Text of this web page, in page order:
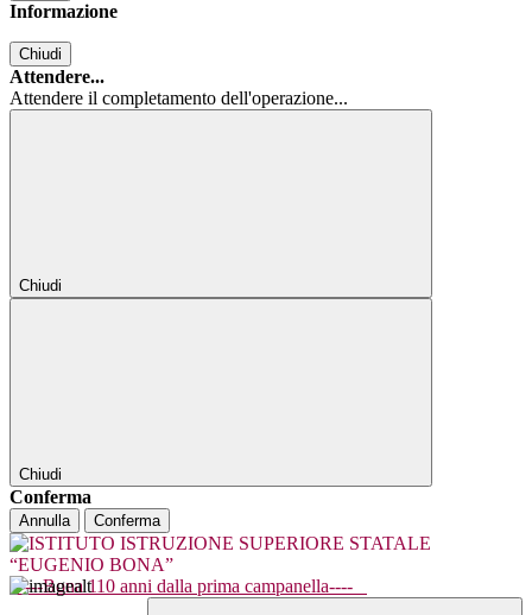
Informazione
Chiudi
Attendere...
Attendere il completamento dell'operazione...
Chiudi
Chiudi
Conferma
Annulla Conferma
----Bona 110 anni dalla prima campanella----